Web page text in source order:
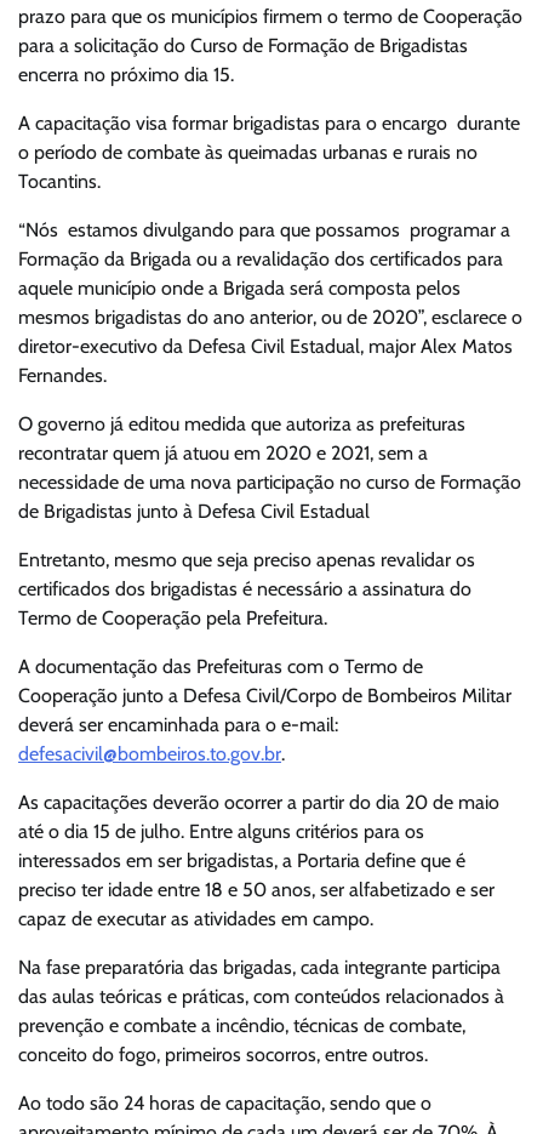
prazo para que os municípios firmem o termo de Cooperação
para a solicitação do Curso de Formação de Brigadistas
encerra no próximo dia 15.
A capacitação visa formar brigadistas para o encargo durante
o período de combate às queimadas urbanas e rurais no
Tocantins.
“Nós estamos divulgando para que possamos programar a
Formação da Brigada ou a revalidação dos certificados para
aquele município onde a Brigada será composta pelos
mesmos brigadistas do ano anterior, ou de 2020”, esclarece o
diretor-executivo da Defesa Civil Estadual, major Alex Matos
Fernandes.
O governo já editou medida que autoriza as prefeituras
recontratar quem já atuou em 2020 e 2021, sem a
necessidade de uma nova participação no curso de Formação
de Brigadistas junto à Defesa Civil Estadual
Entretanto, mesmo que seja preciso apenas revalidar os
certificados dos brigadistas é necessário a assinatura do
Termo de Cooperação pela Prefeitura.
A documentação das Prefeituras com o Termo de
Cooperação junto a Defesa Civil/Corpo de Bombeiros Militar
deverá ser encaminhada para o e-mail:
defesacivil@bombeiros.to.gov.br.
As capacitações deverão ocorrer a partir do dia 20 de maio
até o dia 15 de julho. Entre alguns critérios para os
interessados em ser brigadistas, a Portaria define que é
preciso ter idade entre 18 e 50 anos, ser alfabetizado e ser
capaz de executar as atividades em campo.
Na fase preparatória das brigadas, cada integrante participa
das aulas teóricas e práticas, com conteúdos relacionados à
prevenção e combate a incêndio, técnicas de combate,
conceito do fogo, primeiros socorros, entre outros.
Ao todo são 24 horas de capacitação, sendo que o